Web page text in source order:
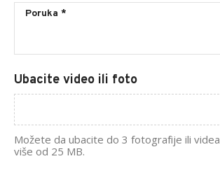
Ubacite video ili foto
Možete da ubacite do 3 fotografije ili
više od 25 MB.